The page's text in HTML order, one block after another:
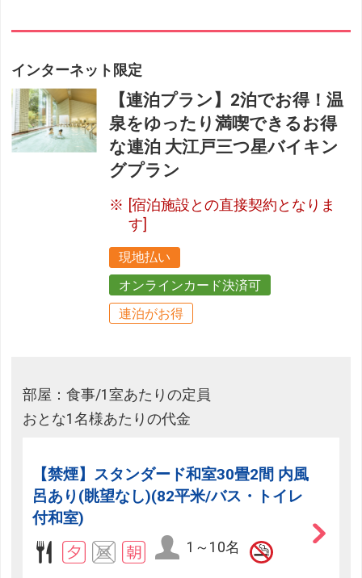
インターネット限定
【連泊プラン】2泊でお得！温
泉をゆったり満喫できるお得
な連泊 大江戸三つ星バイキン
グプラン
[宿泊施設との直接契約となりま
す]
現地払い
オンラインカード決済可
連泊がお得
部屋：食事/1室あたりの定員
おとな1名様あたりの代金
【禁煙】スタンダード和室30畳2間 内風
呂あり(眺望なし)(82平米/バス・トイレ
付和室)
1～10名